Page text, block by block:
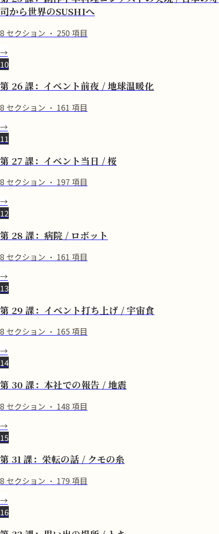
司から世界のSUSHIへ
8 セクション · 250 項目
→
10
第 26 課：イベント前夜 / 地球温暖化
8 セクション · 161 項目
→
11
第 27 課：イベント当日 / 桜
8 セクション · 197 項目
→
12
第 28 課：病院 / ロボット
8 セクション · 161 項目
→
13
第 29 課：イベント打ち上げ / 宇宙食
8 セクション · 165 項目
→
14
第 30 課：本社での報告 / 地震
8 セクション · 148 項目
→
15
第 31 課：栄転の話 / クモの糸
8 セクション · 179 項目
→
16